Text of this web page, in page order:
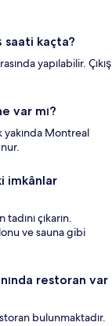
saati kaçta?
yapılabilir. Çıkış
var mı?
yakında Montreal
imkânlar
çıkarın.
ve sauna gibi
restoran var
bulunmaktadır.